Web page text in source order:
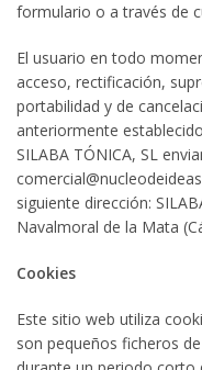
formulario o a través de
El usuario en todo
acceso, rectificación,
portabilidad y de
anteriormente
SILABA TÓNICA, SL
siguiente dirección:
Navalmoral de la Mata
Cookies
Este sitio web utiliza
son pequeños ficheros